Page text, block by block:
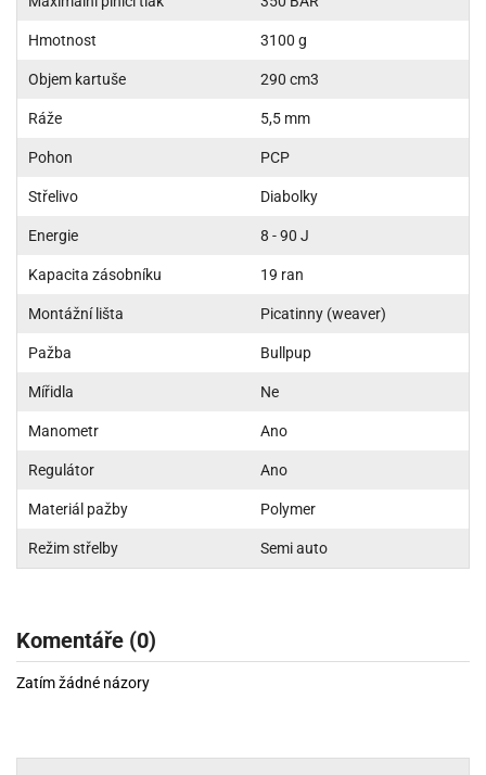
Hmotnost 3100 g
Objem kartuše 290 cm3
Ráže 5,5 mm
Pohon PCP
Střelivo Diabolky
Energie 8 - 90 J
Kapacita zásobníku 19 ran
Montážní lišta Picatinny (weaver)
Pažba Bullpup
Mířidla Ne
Manometr Ano
Regulátor Ano
Materiál pažby Polymer
Režim střelby Semi auto
Komentáře (0)
Zatím žádné názory